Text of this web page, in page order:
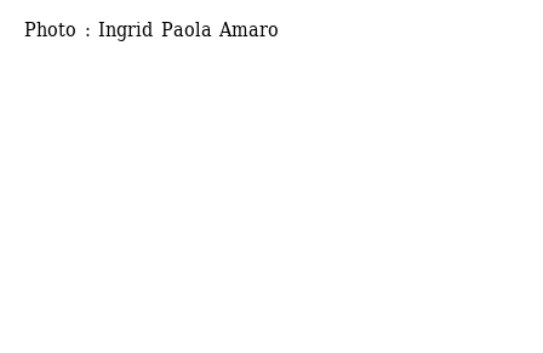
Photo : Ingrid Paola Amaro